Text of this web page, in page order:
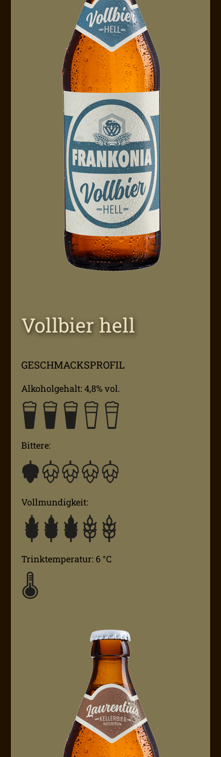
Vollbier hell
GESCHMACKSPROFIL
Alkoholgehalt: 4,8% vol.
Bittere:
Vollmundigkeit:
Trinktemperatur: 6 °C